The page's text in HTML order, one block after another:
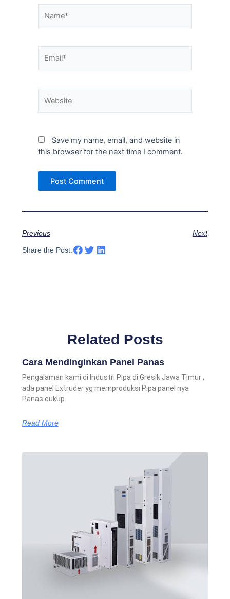
Save my name, email, and website in
this browser for the next time I comment.
Previous Next
Share the Post:
Related Posts
Cara Mendinginkan Panel Panas
Pengalaman kami di Industri Pipa di Gresik Jawa Timur ,
ada panel Extruder yg memproduksi Pipa panel nya
Panas cukup
Read More